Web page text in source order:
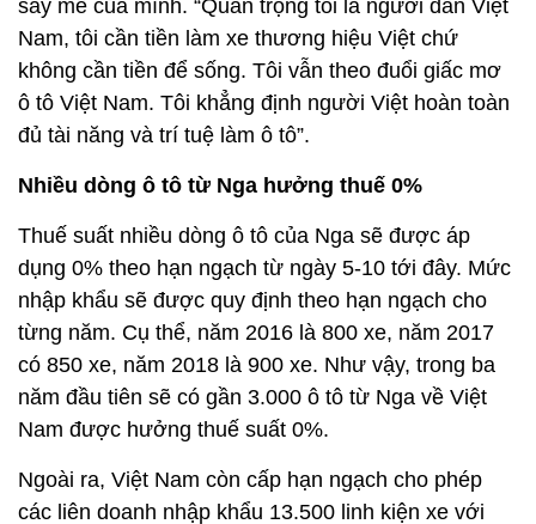
say mê của mình. “Quan trọng tôi là người dân Việt
Nam, tôi cần tiền làm xe thương hiệu Việt chứ
không cần tiền để sống. Tôi vẫn theo đuổi giấc mơ
ô tô Việt Nam. Tôi khẳng định người Việt hoàn toàn
đủ tài năng và trí tuệ làm ô tô”.
Nhiều dòng ô tô từ Nga hưởng thuế 0%
Thuế suất nhiều dòng ô tô của Nga sẽ được áp
dụng 0% theo hạn ngạch từ ngày 5-10 tới đây. Mức
nhập khẩu sẽ được quy định theo hạn ngạch cho
từng năm. Cụ thể, năm 2016 là 800 xe, năm 2017
có 850 xe, năm 2018 là 900 xe. Như vậy, trong ba
năm đầu tiên sẽ có gần 3.000 ô tô từ Nga về Việt
Nam được hưởng thuế suất 0%.
Ngoài ra, Việt Nam còn cấp hạn ngạch cho phép
các liên doanh nhập khẩu 13.500 linh kiện xe với